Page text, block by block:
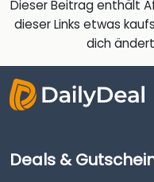
Dieser Beitrag enthält
dieser Links etwas
dich
Deals &